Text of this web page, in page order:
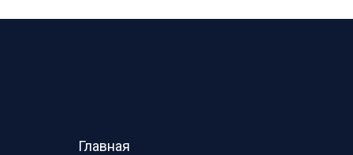
Главная